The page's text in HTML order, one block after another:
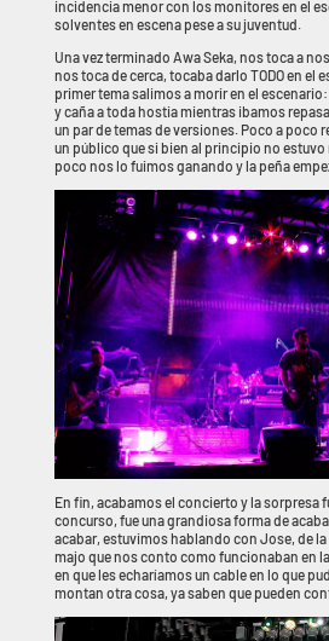
incidencia menor con los monitores en el
solventes en escena pese a su juventud.
Una vez terminado Awa Seka, nos toca a
nos toca de cerca, tocaba darlo TODO en el
primer tema salimos a morir en el
y caña a toda hostia mientras ibamos
un par de temas de versiones. Poco a poco
un público que si bien al principio no
poco nos lo fuimos ganando y la peña
En fin, acabamos el concierto y la sorpresa
concurso, fue una grandiosa forma de
acabar, estuvimos hablando con Jose, de
majo que nos conto como funcionaban en
en que les echaríamos un cable en lo que
montan otra cosa, ya saben que pueden